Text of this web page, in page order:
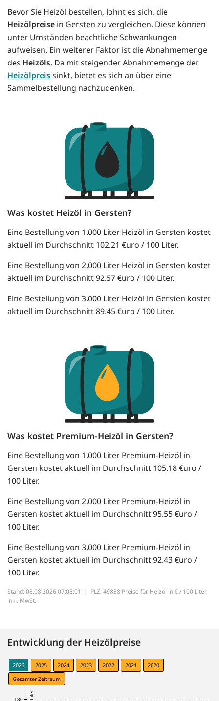
Bevor Sie Heizöl bestellen, lohnt es sich, die
Heizölpreise in Gersten zu vergleichen. Diese können
unter Umständen beachtliche Schwankungen
aufweisen. Ein weiterer Faktor ist die Abnahmemenge
des Heizöls. Da mit steigender Abnahmemenge der
Heizölpreissinkt, bietet es sich an über eine
Sammelbestellung nachzudenken.
Was kostet Heizöl in Gersten?
Eine Bestellung von 1.000 Liter Heizöl in Gersten kostet
aktuell im Durchschnitt 102.21 €uro / 100 Liter.
Eine Bestellung von 2.000 Liter Heizöl in Gersten kostet
aktuell im Durchschnitt 92.57 €uro / 100 Liter.
Eine Bestellung von 3.000 Liter Heizöl in Gersten kostet
aktuell im Durchschnitt 89.45 €uro / 100 Liter.
Was kostet Premium-Heizöl in Gersten?
Eine Bestellung von 1.000 Liter Premium-Heizöl in
Gersten kostet aktuell im Durchschnitt 105.18 €uro /
100 Liter.
Eine Bestellung von 2.000 Liter Premium-Heizöl in
Gersten kostet aktuell im Durchschnitt 95.55 €uro /
100 Liter.
Eine Bestellung von 3.000 Liter Premium-Heizöl in
Gersten kostet aktuell im Durchschnitt 92.43 €uro /
100 Liter.
Stand: 08.08.2026 07:05:01 | PLZ: 49838 Preise für Heizöl in € / 100 Liter
inkl. MwSt.
Entwicklung der Heizölpreise
2026 2025 2024 2023 2022 2021
2020
Gesamter Zeitraum
180